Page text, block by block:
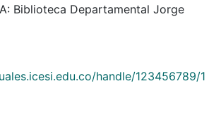
Biblioteca Departamental Jorge
handle/123456789/1